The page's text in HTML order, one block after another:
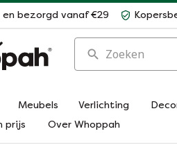
bezorgd vanaf €29
Zoeken
Meubels Verlichting
prijs
Over Whoppah